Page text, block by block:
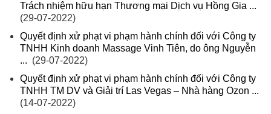
Trách nhiệm hữu hạn Thương mại Dịch vụ Hồng Gia ...
(29-07-2022)
Quyết định xử phạt vi phạm hành chính đối với Công ty
TNHH Kinh doanh Massage Vinh Tiên, do ông Nguyễn
... (29-07-2022)
Quyết định xử phạt vi phạm hành chính đối với Công ty
TNHH TM DV và Giải trí Las Vegas – Nhà hàng Ozon ...
(14-07-2022)